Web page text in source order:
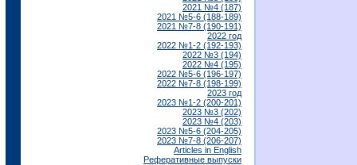
2021 №4 (187)
2021 №5-6 (188-189)
2021 №7-8 (190-191)
2022 год
2022 №1-2 (192-193)
2022 №3 (194)
2022 №4 (195)
2022 №5-6 (196-197)
2022 №7-8 (198-199)
2023 год
2023 №1-2 (200-201)
2023 №3 (202)
2023 №4 (203)
2023 №5-6 (204-205)
2023 №7-8 (206-207)
Articles in English
Реферативные выпуски